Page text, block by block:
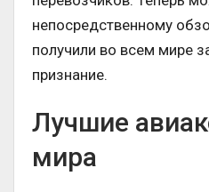
непосредственному
получили во всем мире
признание.
Лучшие
мира